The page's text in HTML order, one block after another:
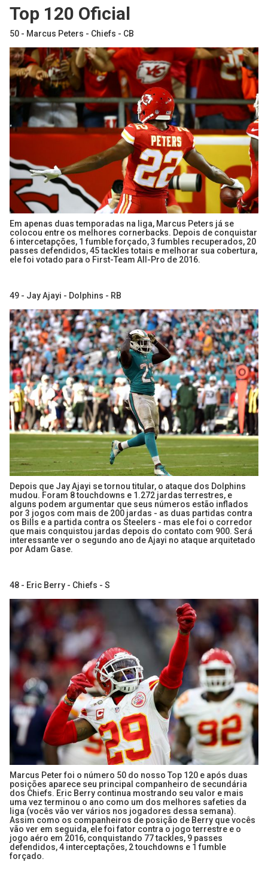
Top 120 Oficial
50 - Marcus Peters - Chiefs - CB
Em apenas duas temporadas na liga, Marcus Peters já se
colocou entre os melhores cornerbacks. Depois de conquistar
6 intercetapções, 1 fumble forçado, 3 fumbles recuperados, 20
passes defendidos, 45 tackles totais e melhorar sua cobertura,
ele foi votado para o First-Team All-Pro de 2016.
49 - Jay Ajayi - Dolphins - RB
Depois que Jay Ajayi se tornou titular, o ataque dos Dolphins
mudou. Foram 8 touchdowns e 1.272 jardas terrestres, e
alguns podem argumentar que seus números estão inflados
por 3 jogos com mais de 200 jardas - as duas partidas contra
os Bills e a partida contra os Steelers - mas ele foi o corredor
que mais conquistou jardas depois do contato com 900. Será
interessante ver o segundo ano de Ajayi no ataque arquitetado
por Adam Gase.
48 - Eric Berry - Chiefs - S
Marcus Peter foi o número 50 do nosso Top 120 e após duas
posições aparece seu principal companheiro de secundária
dos Chiefs. Eric Berry continua mostrando seu valor e mais
uma vez terminou o ano como um dos melhores safeties da
liga (vocês vão ver vários nos jogadores dessa semana).
Assim como os companheiros de posição de Berry que vocês
vão ver em seguida, ele foi fator contra o jogo terrestre e o
jogo aéro em 2016, conquistando 77 tackles, 9 passes
defendidos, 4 interceptações, 2 touchdowns e 1 fumble
forçado.